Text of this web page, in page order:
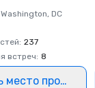
Washington, DC
: 237
встреч: 8
место